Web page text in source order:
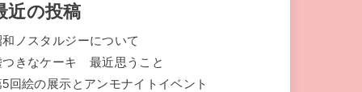
近の投稿
和ノスタルジーについて
つきなケーキ 最近思うこと
5回絵の展示とアンモナイトイベント